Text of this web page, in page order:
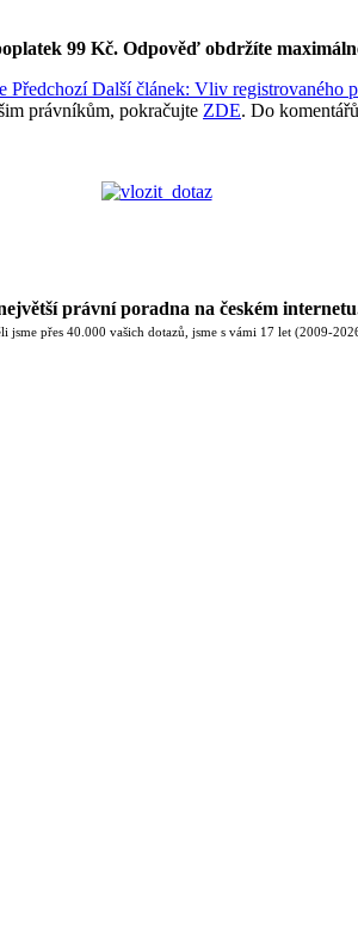
99 Kč. Odpověď obdržíte
Předchozí Další článek: Vliv registrovaného
právníkům, pokračujte ZDE. Do
právní poradna na českém
jsme přes 40.000 vašich dotazů, jsme s vámi 17 let (2009-